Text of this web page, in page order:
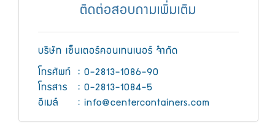
ติดต่อสอบถามเพิ่มเติม
บริษัท เซ็นเตอร์คอนเทนเนอร์ จำกัด
โทรศัพท์
: 0-2813-1086-90
โทรสาร
: 0-2813-1084-5
อีเมล์
:info@centercontainers.com